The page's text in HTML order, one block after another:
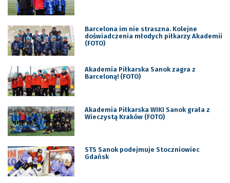
Barcelona im nie straszna. Kolejne
doświadczenia młodych piłkarzy Akademii
(FOTO)
Akademia Piłkarska Sanok zagra z
Barceloną! (FOTO)
Akademia Piłkarska WIKI Sanok grała z
Wieczystą Kraków (FOTO)
STS Sanok podejmuje Stoczniowiec
Gdańsk